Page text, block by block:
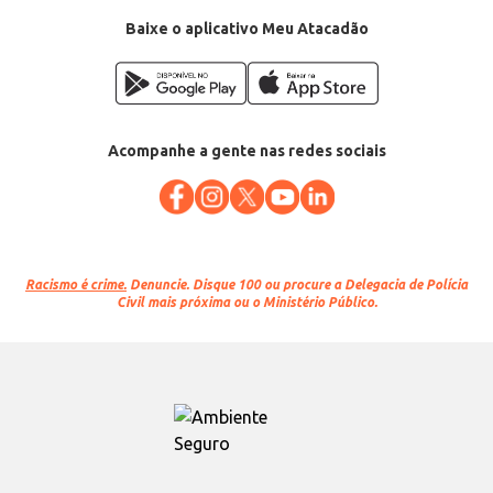
Baixe o aplicativo Meu Atacadão
Acompanhe a gente nas redes sociais
Racismo é crime. Denuncie. Disque 100 ou procure a Delegacia de Polícia
Civil mais próxima ou o Ministério Público.